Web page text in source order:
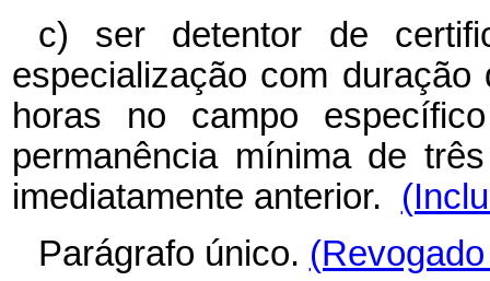
c) ser detentor de
especialização com
horas no campo
permanência mínima de
imediatamente anterior.
Parágrafo único.